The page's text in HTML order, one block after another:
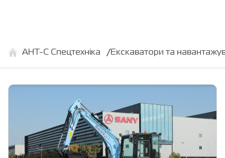
АНТ-С Спецтехніка Екскаватори та